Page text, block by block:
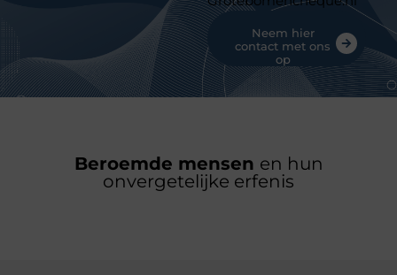
Neem hier
contact met ons
op
Beroemde mensen en hun
onvergetelijke erfenis